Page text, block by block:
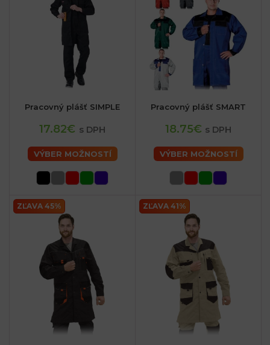
Pracovný plášť SIMPLE
17.82€ s DPH
VÝBER MOŽNOSTÍ
Pracovný plášť SMART
18.75€ s DPH
VÝBER MOŽNOSTÍ
ZĽAVA 45% ZĽAVA 41%